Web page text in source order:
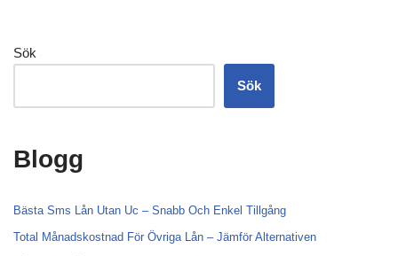
Sök
Sök
Blogg
Bästa Sms Lån Utan Uc – Snabb Och Enkel Tillgång
Total Månadskostnad För Övriga Lån – Jämför Alternativen